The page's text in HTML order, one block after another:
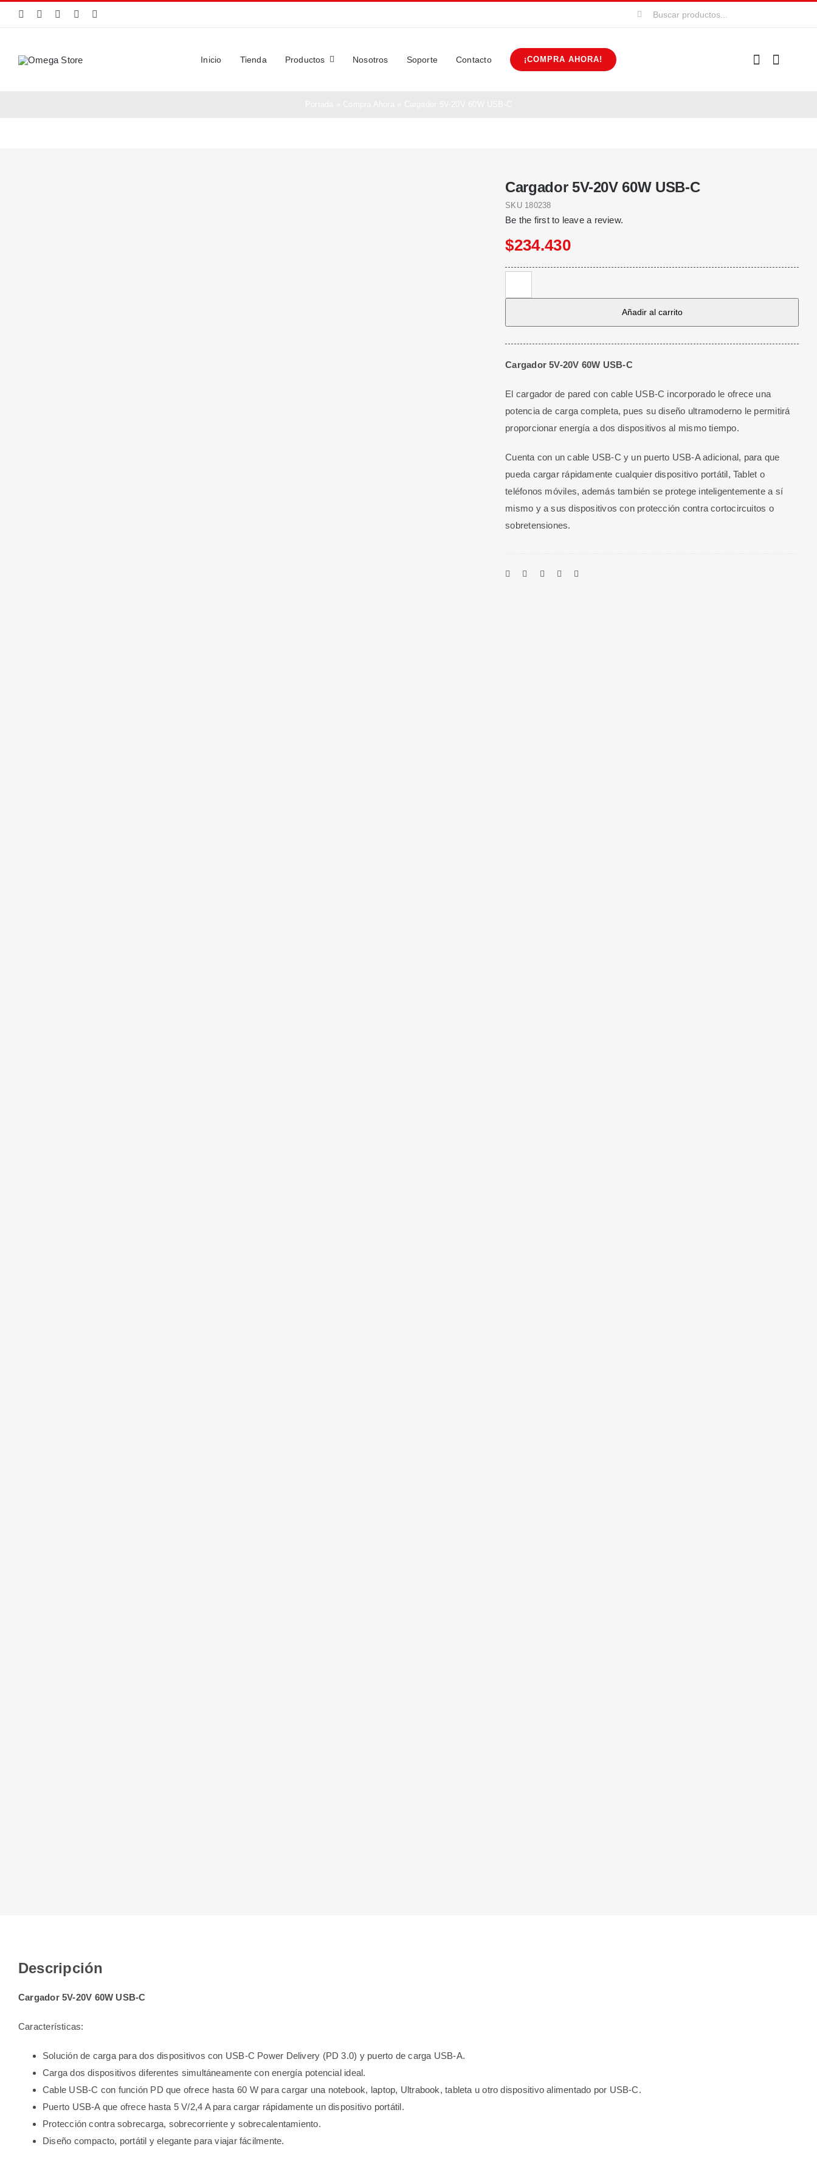
Buscar:
Inicio Tienda Productos Nosotros Soporte Contacto ¡COMPRA AHORA!
Cargador 5V-20V 60W USB-C
SKU 180238
Be the first to leave a review.
$234.430
5V-
60W
USB-
C
Añadir al carrito
Cargador 5V-20V 60W USB-C
El cargador de pared con cable USB-C incorporado le ofrece una
potencia de carga completa, pues su diseño ultramoderno le permitirá
proporcionar energía a dos dispositivos al mismo tiempo.
Cuenta con un cable USB-C y un puerto USB-A adicional, para que
pueda cargar rápidamente cualquier dispositivo portátil, Tablet o
teléfonos móviles, además también se protege inteligentemente a sí
mismo y a sus dispositivos con protección contra cortocircuitos o
sobretensiones.
Descripción
Cargador 5V-20V 60W USB-C
Características:
Solución de carga para dos dispositivos con USB-C Power Delivery (PD 3.0) y puerto de carga USB-A.
Carga dos dispositivos diferentes simultáneamente con energía potencial ideal.
Cable USB-C con función PD que ofrece hasta 60 W para cargar una notebook, laptop, Ultrabook, tableta u otro dispositivo alimentado por USB-C.
Puerto USB-A que ofrece hasta 5 V/2,4 A para cargar rápidamente un dispositivo portátil.
Protección contra sobrecarga, sobrecorriente y sobrecalentamiento.
Diseño compacto, portátil y elegante para viajar fácilmente.